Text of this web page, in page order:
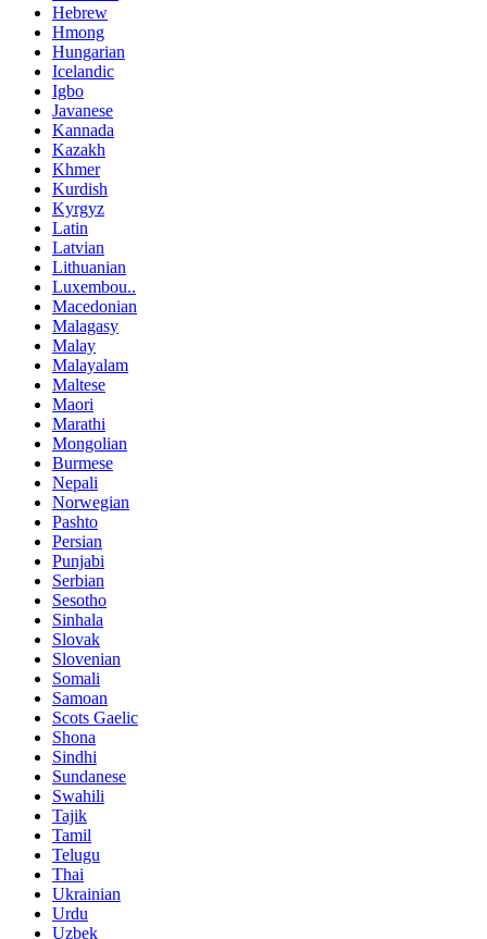
Hebrew
Hmong
Hungarian
Icelandic
Igbo
Javanese
Kannada
Kazakh
Khmer
Kurdish
Kyrgyz
Latin
Latvian
Lithuanian
Luxembou..
Macedonian
Malagasy
Malay
Malayalam
Maltese
Maori
Marathi
Mongolian
Burmese
Nepali
Norwegian
Pashto
Persian
Punjabi
Serbian
Sesotho
Sinhala
Slovak
Slovenian
Somali
Samoan
Scots Gaelic
Shona
Sindhi
Sundanese
Swahili
Tajik
Tamil
Telugu
Thai
Ukrainian
Urdu
Uzbek